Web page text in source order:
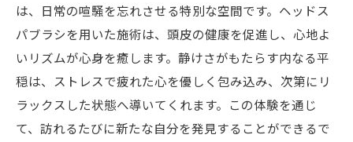
は、日常の喧騒を忘れさせる特別な空間です。ヘッドス
パブラシを用いた施術は、頭皮の健康を促進し、心地よ
いリズムが心身を癒します。静けさがもたらす内なる平
穏は、ストレスで疲れた心を優しく包み込み、次第にリ
ラックスした状態へ導いてくれます。この体験を通じ
て、訪れるたびに新たな自分を発見することができるで